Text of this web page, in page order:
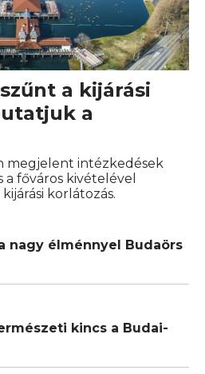
a kijárási
a
megjelent intézkedések
főváros kivételével
korlátozás.
nagy élménnyel Budaörs
kincs a Budai-